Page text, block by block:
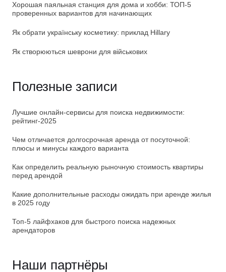
Хорошая паяльная станция для дома и хобби: ТОП-5
проверенных вариантов для начинающих
Як обрати українську косметику: приклад Hillary
Як створюються шеврони для військових
Полезные записи
Лучшие онлайн-сервисы для поиска недвижимости:
рейтинг-2025
Чем отличается долгосрочная аренда от посуточной:
плюсы и минусы каждого варианта
Как определить реальную рыночную стоимость квартиры
перед арендой
Какие дополнительные расходы ожидать при аренде жилья
в 2025 году
Топ-5 лайфхаков для быстрого поиска надежных
арендаторов
Наши партнёры